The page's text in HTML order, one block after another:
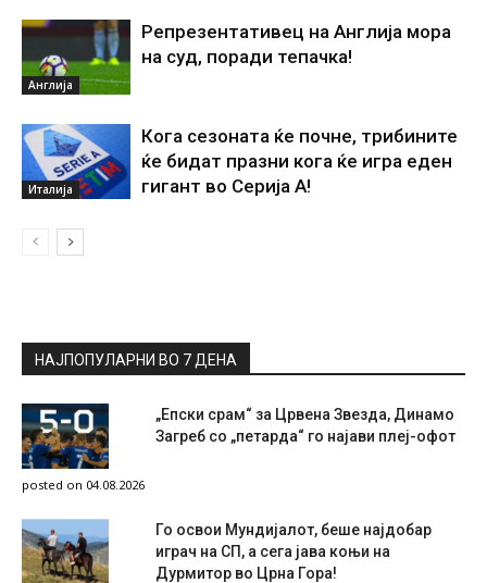
Англија
Репрезентативец на Англија мора
на суд, поради тепачка!
Италија
Кога сезоната ќе почне, трибините
ќе бидат празни кога ќе игра еден
гигант во Серија А!
НАЈПОПУЛАРНИ ВО 7 ДЕНА
„Епски срам“ за Црвена Звезда, Динамо
Загреб со „петарда“ го најави плеј-офот
posted on 04.08.2026
Го освои Мундијалот, беше најдобар
играч на СП, а сега јава коњи на
Дурмитор во Црна Гора!